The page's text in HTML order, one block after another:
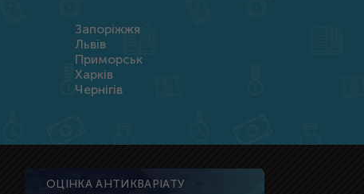
Запоріжжя
Львів
Приморськ
Харків
Чернігів
ОЦІНКА АНТИКВАРІАТУ